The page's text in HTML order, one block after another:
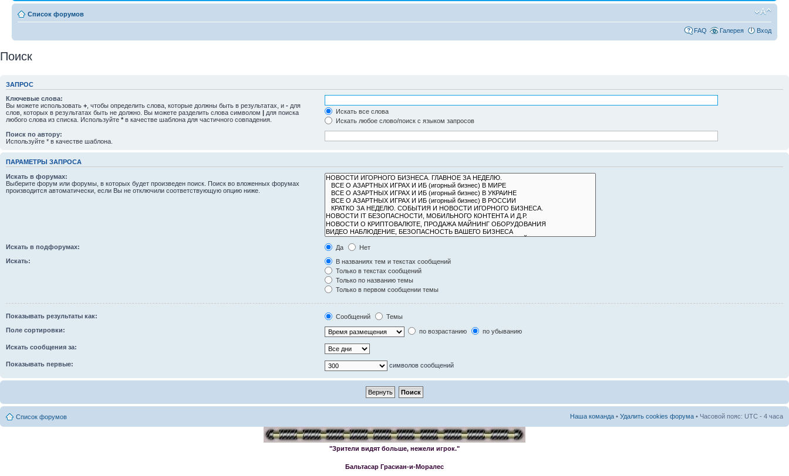
Список форумов
FAQ Галерея Вход
Поиск
ЗАПРОС
Ключевые слова:
Вы можете использовать + , чтобы определить слова, которые должны быть в результатах, и - для
слов, которых в результатах быть не должно. Вы можете разделить слова символом | для поиска
любого слова из списка. Используйте * в качестве шаблона для частичного совпадения.
Искать все слова
Искать любое слово/поиск с языком запросов
Поиск по автору:
Используйте * в качестве шаблона.
ПАРАМЕТРЫ ЗАПРОСА
Искать в форумах:
Выберите форум или форумы, в которых будет произведен поиск. Поиск во вложенных форумах
производится автоматически, если Вы не отключили соответствующую опцию ниже.
Искать в подфорумах: Да
Нет
Искать:
В названиях тем и текстах сообщений
Только в текстах сообщений
Только по названию темы
Только в первом сообщении темы
Показывать результаты как: Сообщений
Темы
Поле сортировки:
по возрастанию по убыванию
Искать сообщения за:
Показывать первые: символов сообщений
Список форумов Наша команда • Удалить cookies форума • Часовой пояс: UTC - 4 часа
"Зрители видят больше, нежели игрок."
Бальтасар Грасиан-и-Моралес